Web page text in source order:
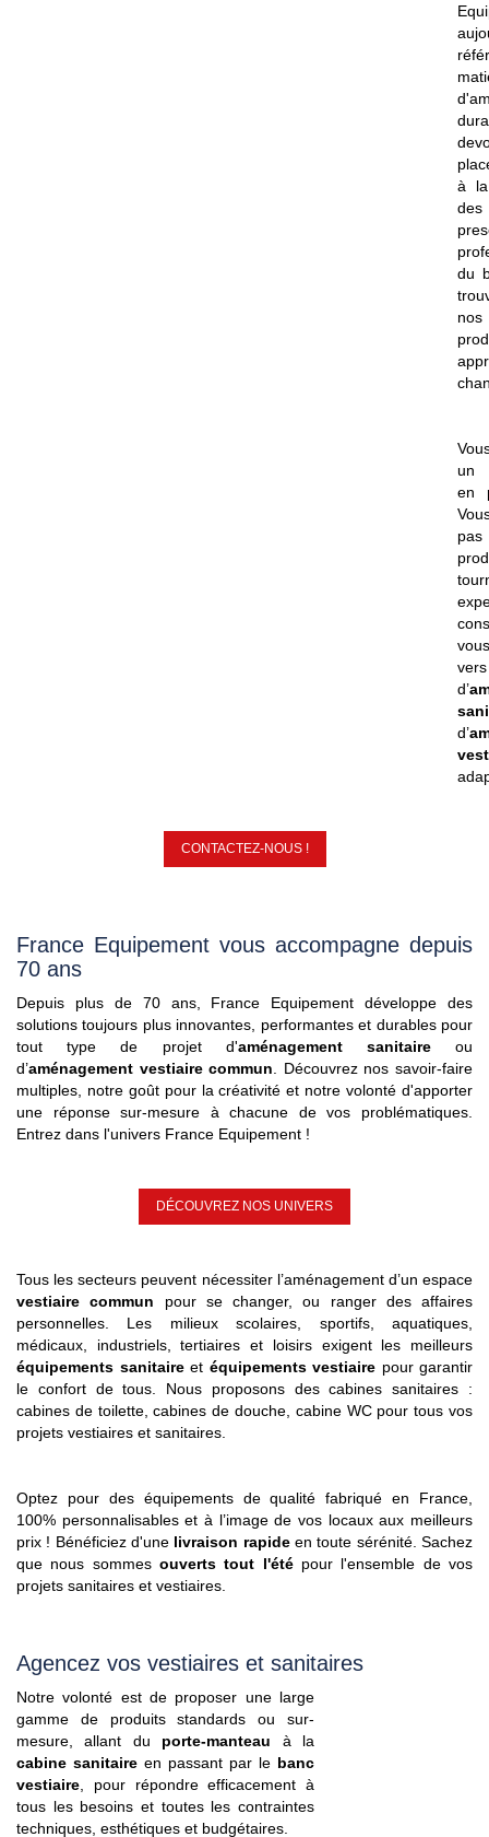
à la
des
du
un
en
d’
d’
CONTACTEZ-NOUS !
France Equipement vous accompagne depuis
70 ans
Depuis plus de 70 ans, France Equipement développe des
solutions toujours plus innovantes, performantes et durables pour
tout type de projet d'aménagement sanitaireou
d’aménagement vestiaire commun . Découvrez nos savoir-faire
multiples, notre goût pour la créativité et notre volonté d'apporter
une réponse sur-mesure à chacune de vos problématiques.
Entrez dans l'univers France Equipement !
DÉCOUVREZ NOS UNIVERS
Tous les secteurs peuvent nécessiter l’aménagement d’un espace
vestiaire commun pour se changer, ou ranger des affaires
personnelles. Les milieux scolaires, sportifs, aquatiques,
médicaux, industriels, tertiaires et loisirs exigent les meilleurs
équipements sanitaireet équipements vestiaire pour garantir
le confort de tous.
Nous proposons des cabines sanitaires :
cabines de toilette, cabines de douche, cabine WC pour tous vos
projets vestiaires et sanitaires.
Optez pour des équipements de qualité fabriqué en France,
100% personnalisables et à l’image de vos locaux aux meilleurs
prix ! Bénéficiez d'une livraison rapideen toute sérénité. Sachez
que nous sommes ouverts tout l'étépour l'ensemble de vos
projets sanitaires et vestiaires.
Agencez vos vestiaires et sanitaires
Notre volonté est de proposer une large
gamme de produits standards ou sur-
mesure, allant du porte-manteau à la
cabine sanitaire en passant par le banc
vestiaire , pour répondre efficacement à
tous les besoins et toutes les contraintes
techniques, esthétiques et budgétaires.